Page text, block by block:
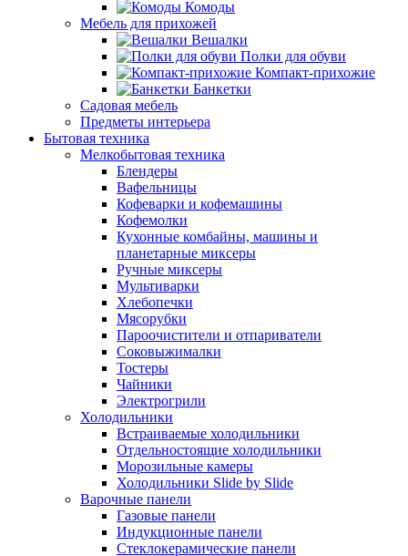
Комоды
Мебель для прихожей
Вешалки
Полки для обуви
Компакт-прихожие
Банкетки
Садовая мебель
Предметы интерьера
Бытовая техника
Мелкобытовая техника
Блендеры
Вафельницы
Кофеварки и кофемашины
Кофемолки
Кухонные комбайны, машины и
планетарные миксеры
Ручные миксеры
Мультиварки
Хлебопечки
Мясорубки
Пароочистители и отпариватели
Соковыжималки
Тостеры
Чайники
Электрогрили
Холодильники
Встраиваемые холодильники
Отдельностоящие холодильники
Морозильные камеры
Холодильники Slide by Slide
Варочные панели
Газовые панели
Индукционные панели
Стеклокерамические панели